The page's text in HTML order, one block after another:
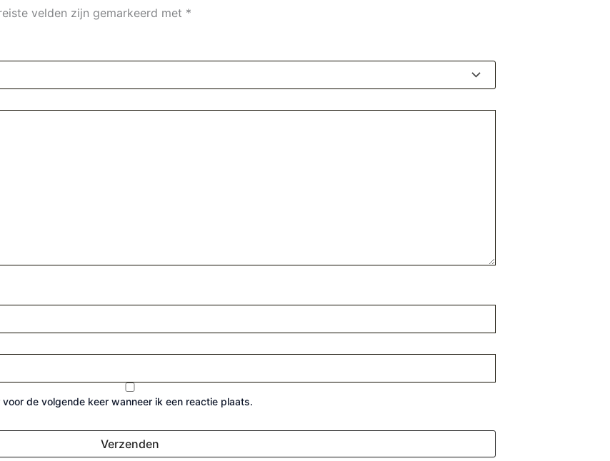
velden zijn gemarkeerd met *
de volgende keer wanneer ik een reactie plaats.